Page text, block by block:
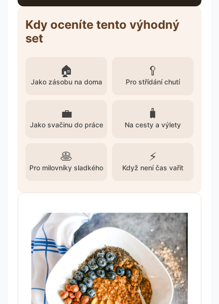
Kdy oceníte tento výhodný
set
🏠
Jako zásobu na doma
🥄
Pro střídání chutí
💼
Jako svačinu do práce
🧳
Na cesty a výlety
🥞
Pro milovníky sladkého
⚡
Když není čas vařit